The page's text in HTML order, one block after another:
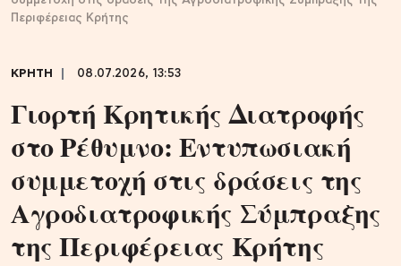
Περιφέρειας Κρήτης
ΚΡΗΤΗ 08.07.2026, 13:53
Γιορτή Κρητικής Διατροφής
στο Ρέθυμνο: Εντυπωσιακή
συμμετοχή στις δράσεις της
Αγροδιατροφικής Σύμπραξης
της Περιφέρειας Κρήτης